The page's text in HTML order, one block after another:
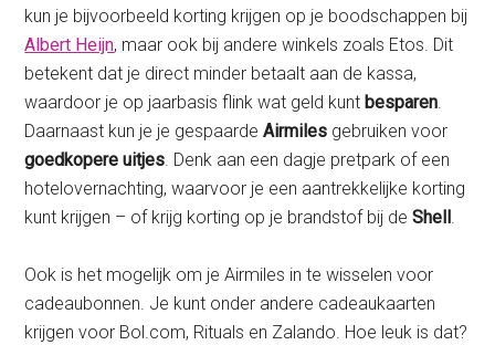
kun je bijvoorbeeld korting krijgen op je boodschappen bij
Albert Heijn, maar ook bij andere winkels zoals Etos. Dit
betekent dat je direct minder betaalt aan de kassa,
waardoor je op jaarbasis flink wat geld kuntbesparen.
Daarnaast kun je je gespaardeAirmiles gebruiken voor
goedkopere uitjes. Denk aan een dagje pretpark of een
hotelovernachting, waarvoor je een aantrekkelijke korting
kunt krijgen – of krijg korting op je brandstof bij deShell.
Ook is het mogelijk om je Airmiles in te wisselen voor
cadeaubonnen. Je kunt onder andere cadeaukaarten
krijgen voor Bol.com, Rituals en Zalando. Hoe leuk is dat?